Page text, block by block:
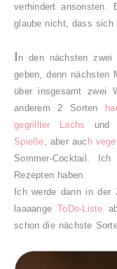
verhindert
glaube nicht, dass sich
In den nächsten
geben, denn nächsten
über insgesamt zwei
anderem 2 Sorten
gegrillter Lachs und
Spieße , aber auc h
Sommer-Cocktail.
Rezepten haben.
Ich werde dann in der
laaaange ToDo-Liste
schon die nächste